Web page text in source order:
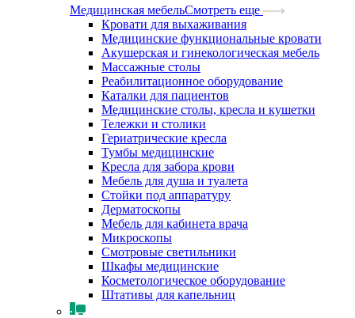
Медицинская мебельСмотреть еще
Кровати для выхаживания
Медицинские функциональные кровати
Акушерская и гинекологическая мебель
Массажные столы
Реабилитационное оборудование
Каталки для пациентов
Медицинские столы, кресла и кушетки
Тележки и столики
Гериатрические кресла
Тумбы медицинские
Кресла для забора крови
Мебель для душа и туалета
Стойки под аппаратуру
Дерматоскопы
Мебель для кабинета врача
Микроскопы
Смотровые светильники
Шкафы медицинские
Косметологическое оборудование
Штативы для капельниц